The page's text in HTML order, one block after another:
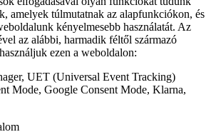
amelyek túlmutatnak az alapfunkciókon, és
kényelmesebb használatát. Az
az alábbi, harmadik féltől származó
ezen a weboldalon:
UET (Universal Event Tracking)
Mode, Google Consent Mode, Klarna,